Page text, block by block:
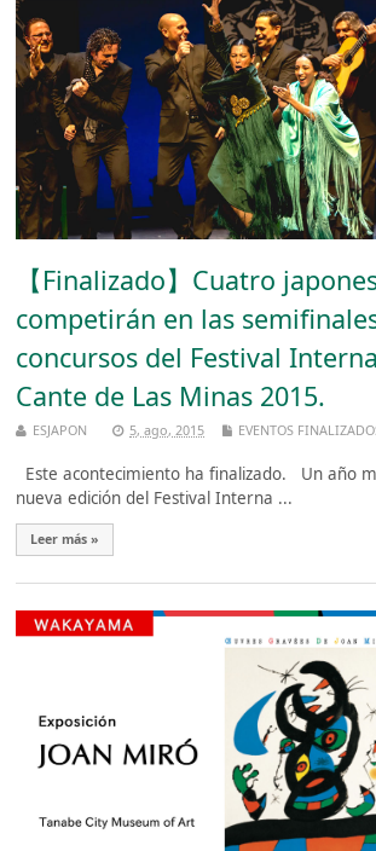
【Finalizado】Cuatro
competirán en las
concursos del Festival
Cante de Las Minas 2015.
ESJAPON 5, ago, 2015 EVENTOS
Este acontecimiento ha finalizado. Un año
nueva edición del Festival Interna ...
Leer más »